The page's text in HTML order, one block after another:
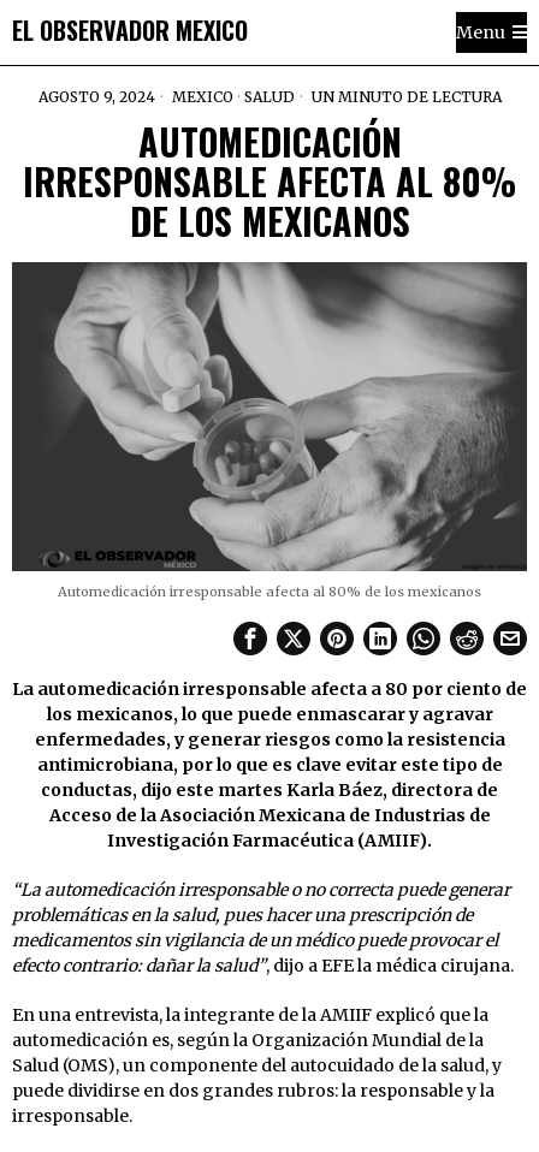
EL OBSERVADOR MEXICO Menu
AGOSTO 9, 2024 MEXICO · SALUD UN MINUTO DE LECTURA
AUTOMEDICACIÓN
IRRESPONSABLE AFECTA AL 80%
DE LOS MEXICANOS
Automedicación irresponsable afecta al 80% de los mexicanos
La automedicación irresponsable afecta a 80 por ciento de
los mexicanos, lo que puede enmascarar y agravar
enfermedades, y generar riesgos como la resistencia
antimicrobiana, por lo que es clave evitar este tipo de
conductas, dijo este martes Karla Báez, directora de
Acceso de la Asociación Mexicana de Industrias de
Investigación Farmacéutica (AMIIF).
“La automedicación irresponsable o no correcta puede generar
problemáticas en la salud, pues hacer una prescripción de
medicamentos sin vigilancia de un médico puede provocar el
efecto contrario: dañar la salud”, dijo a EFE la médica cirujana.
En una entrevista, la integrante de la AMIIF explicó que la
automedicación es, según la Organización Mundial de la
Salud (OMS), un componente del autocuidado de la salud, y
puede dividirse en dos grandes rubros: la responsable y la
irresponsable.